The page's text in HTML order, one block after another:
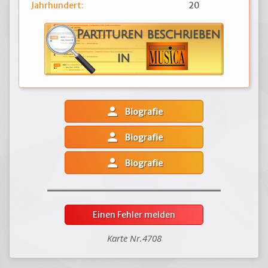
Jahrhundert: 20
person Biografie
person Biografie
person Biografie
Einen Fehler melden
Karte Nr.4708